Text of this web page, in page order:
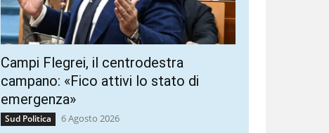
Campi Flegrei, il centrodestra
campano: «Fico attivi lo stato di
emergenza»
Sud Politica 6 Agosto 2026